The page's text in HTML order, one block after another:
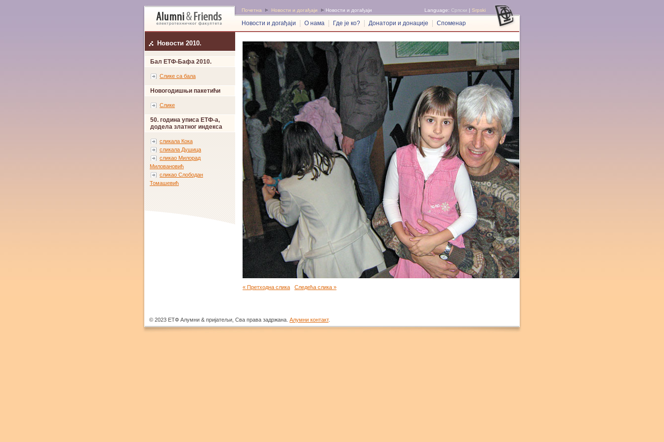
Почетна Новости и догађаји Новости и догађаји Language: Српски | Srpski
Новости и догађаји О нама Где је ко? Донатори и донације Споменар
Новости 2010.
Бал ЕТФ-Бафа 2010.
Слике са бала
Новогодишњи пакетићи
Слике
50. година уписа ЕТФ-а,
додела златног индекса
сликала Кока
сликала Душица
сликао Милорад
Миловановић
сликао Слободан
Томашевић
« Претходна слика Следећа слика »
© 2023 ЕТФ Алумни & пријатељи, Сва права задржана. Алумни контакт.